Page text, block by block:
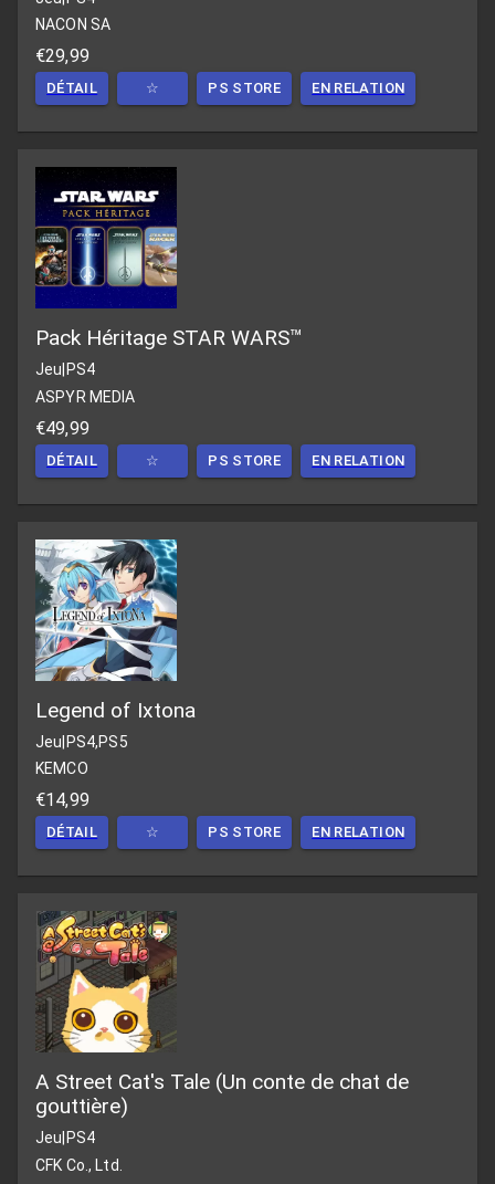
NACON SA
€29,99
DÉTAIL ☆ PS STORE EN RELATION
Pack Héritage STAR WARS™
Jeu PS4
ASPYR MEDIA
€49,99
DÉTAIL ☆ PS STORE EN RELATION
Legend of Ixtona
Jeu|PS4,PS5
KEMCO
€14,99
DÉTAIL ☆ PS STORE EN RELATION
A Street Cat's Tale (Un conte de chat de
gouttière)
Jeu PS4
CFK Co., Ltd.